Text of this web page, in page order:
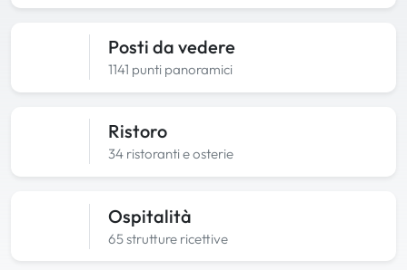
Posti da vedere
1141 punti panoramici
Ristoro
34 ristoranti e osterie
Ospitalità
65 strutture ricettive